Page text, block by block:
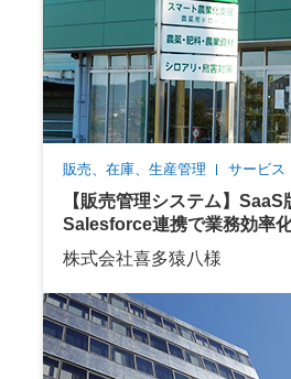
販売、在庫、生産管理 サービス
【販売管理システム】
Salesforce連携で業務効率
株式会社喜多猿八様